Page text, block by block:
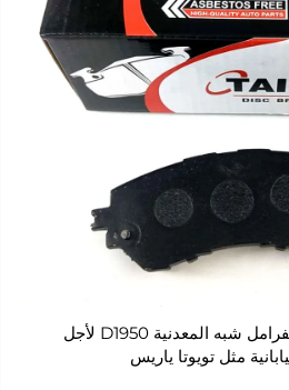
كوابح السيارة لوحة الفرامل شبه المعدنية D1950 لأجل
مثل تويوتا ياريس